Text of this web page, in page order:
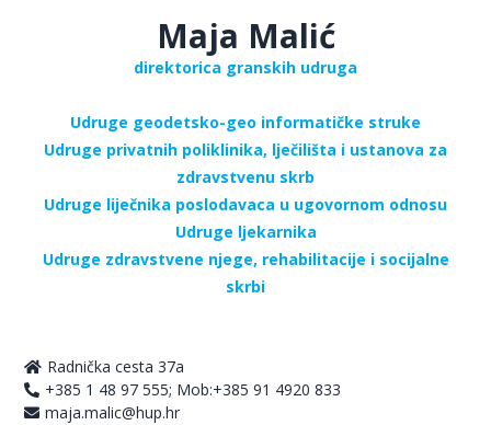
Maja Malić
direktorica granskih udruga
Udruge geodetsko-geo informatičke struke
Udruge privatnih poliklinika, lječilišta i ustanova za
zdravstvenu skrb
Udruge liječnika poslodavaca u ugovornom odnosu
Udruge ljekarnika
Udruge zdravstvene njege, rehabilitacije i socijalne
skrbi
Radnička cesta 37a
+385 1 48 97 555; Mob:+385 91 4920 833
maja.malic@hup.hr